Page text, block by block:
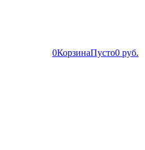
0КорзинаПусто0 руб.